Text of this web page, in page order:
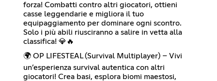
forza! Combatti contro altri giocatori, ottieni
casse leggendarie e migliora il tuo
equipaggiamento per dominare ogni scontro.
Solo i più abili riusciranno a salire in vetta alla
classifica! 💎🔥
🌍 OP LIFESTEAL (Survival Multiplayer) – Vivi
un’esperienza survival autentica con altri
giocatori! Crea basi, esplora biomi maestosi,